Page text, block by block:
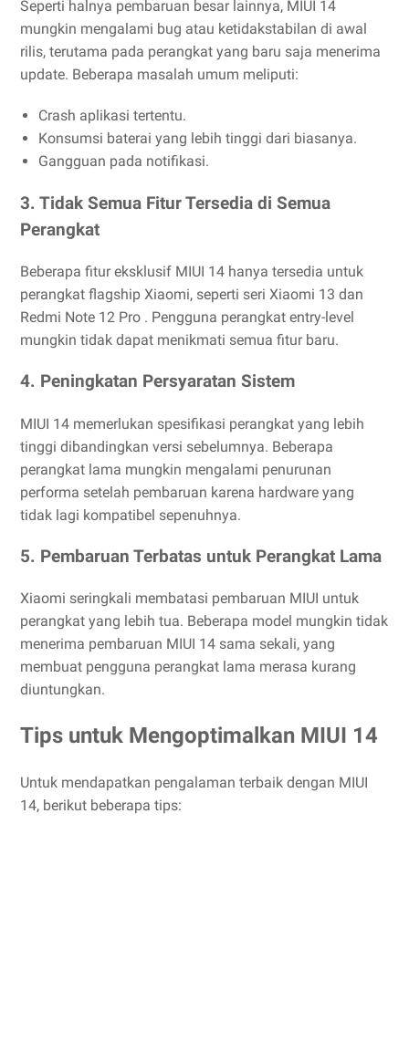
Seperti halnya pembaruan besar lainnya, MIUI 14
mungkin mengalami bug atau ketidakstabilan di awal
rilis, terutama pada perangkat yang baru saja menerima
update. Beberapa masalah umum meliputi:
Crash aplikasi tertentu.
Konsumsi baterai yang lebih tinggi dari biasanya.
Gangguan pada notifikasi.
3. Tidak Semua Fitur Tersedia di Semua
Perangkat
Beberapa fitur eksklusif MIUI 14 hanya tersedia untuk
perangkat flagship Xiaomi, seperti seri Xiaomi 13 dan
Redmi Note 12 Pro . Pengguna perangkat entry-level
mungkin tidak dapat menikmati semua fitur baru.
4. Peningkatan Persyaratan Sistem
MIUI 14 memerlukan spesifikasi perangkat yang lebih
tinggi dibandingkan versi sebelumnya. Beberapa
perangkat lama mungkin mengalami penurunan
performa setelah pembaruan karena hardware yang
tidak lagi kompatibel sepenuhnya.
5. Pembaruan Terbatas untuk Perangkat Lama
Xiaomi seringkali membatasi pembaruan MIUI untuk
perangkat yang lebih tua. Beberapa model mungkin tidak
menerima pembaruan MIUI 14 sama sekali, yang
membuat pengguna perangkat lama merasa kurang
diuntungkan.
Tips untuk Mengoptimalkan MIUI 14
Untuk mendapatkan pengalaman terbaik dengan MIUI
14, berikut beberapa tips: